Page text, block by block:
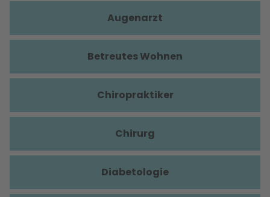
Augenarzt
Betreutes Wohnen
Chiropraktiker
Chirurg
Diabetologie